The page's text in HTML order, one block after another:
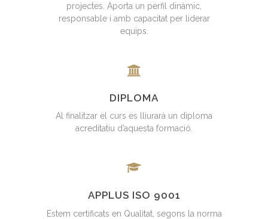
projectes. Aporta un perfil dinàmic,
responsable i amb capacitat per liderar
equips.
DIPLOMA
Al finalitzar el curs es lliurarà un diploma
acreditatiu d’aquesta formació.
APPLUS ISO 9001
Estem certificats en Qualitat, segons la norma